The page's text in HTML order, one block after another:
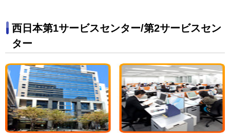
西日本第1サービスセンター/第2サービスセン
ター